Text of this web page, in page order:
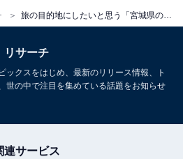
旅の目的地にしたいと思う「宮城県の道の駅」ランキング！ 2位「大谷海岸」を抑えた1位は？【2026年調査】
リサーチ
ックスをはじめ、最新のリリース情報、ト
世の中で注目を集めている話題をお知らせ
連サービス